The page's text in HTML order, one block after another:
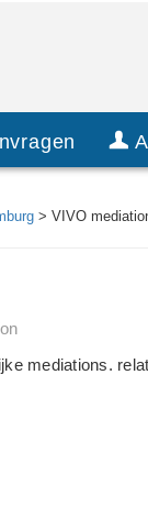
> VIVO
mediations.